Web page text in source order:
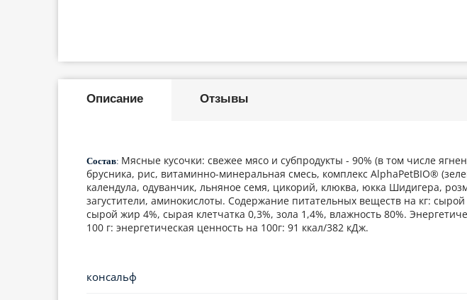
Описание Отзывы
Состав: Мясные кусочки: свежее мясо и субпродукты - 90% (в том числе
брусника, рис, витаминно-минеральная смесь, комплекс AlphaPetBIO®
календула, одуванчик, льняное семя, цикорий, клюква, юкка Шидигера,
загустители, аминокислоты. Содержание питательных веществ на кг:
сырой жир 4%, сырая клетчатка 0,3%, зола 1,4%, влажность 80%.
100 г: энергетическая ценность на 100г: 91 ккал/382 кДж.
консальф